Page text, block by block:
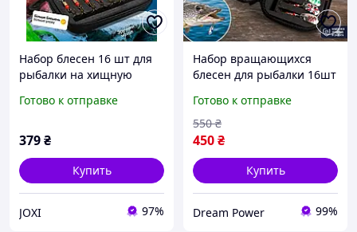
Набор блесен 16 шт для
рыбалки на хищную
окуня, щуки, форели, с
блесны"
Готово к отправке
379₴
Купить
JOXI 97%
Набор вращающихся
блесен для рыбалки 16шт
Готово к отправке
450₴
550 ₴
Купить
Dream Power 99%